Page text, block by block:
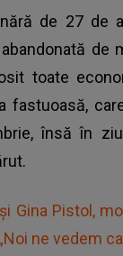
de 27 de
de
toate
fastuoasă,
însă în
Gina Pistol,
ne vedem